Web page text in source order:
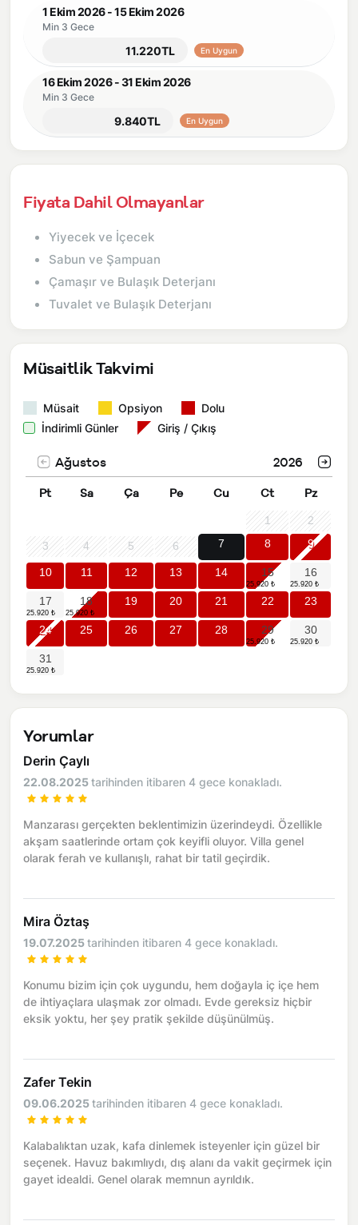
1 Ekim 2026 - 15 Ekim 2026
Min 3 Gece
11.220TL En Uygun
16 Ekim 2026 - 31 Ekim 2026
Min 3 Gece
9.840TL En Uygun
Fiyata Dahil Olmayanlar
Yiyecek ve İçecek
Sabun ve Şampuan
Çamaşır ve Bulaşık Deterjanı
Tuvalet ve Bulaşık Deterjanı
Müsaitlik Takvimi
Müsait Opsiyon
Dolu
İndirimli Günler
Giriş / Çıkış
Ağustos 2026
Pt Sa Ça Pe Cu Ct Pz
1
2
3
4 5 6 7 8 9
10 11 12 13 14 15 16
17 18 19 20 21 22 23
24 25 26 27 28 29 30
31
Yorumlar
Derin Çaylı
22.08.2025tarihinden itibaren 4 gece konakladı.
Manzarası gerçekten beklentimizin üzerindeydi. Özellikle
akşam saatlerinde ortam çok keyifli oluyor. Villa genel
olarak ferah ve kullanışlı, rahat bir tatil geçirdik.
Mira Öztaş
19.07.2025tarihinden itibaren 4 gece konakladı.
Konumu bizim için çok uygundu, hem doğayla iç içe hem
de ihtiyaçlara ulaşmak zor olmadı. Evde gereksiz hiçbir
eksik yoktu, her şey pratik şekilde düşünülmüş.
Zafer Tekin
09.06.2025tarihinden itibaren 4 gece konakladı.
Kalabalıktan uzak, kafa dinlemek isteyenler için güzel bir
seçenek. Havuz bakımlıydı, dış alanı da vakit geçirmek için
gayet idealdi. Genel olarak memnun ayrıldık.